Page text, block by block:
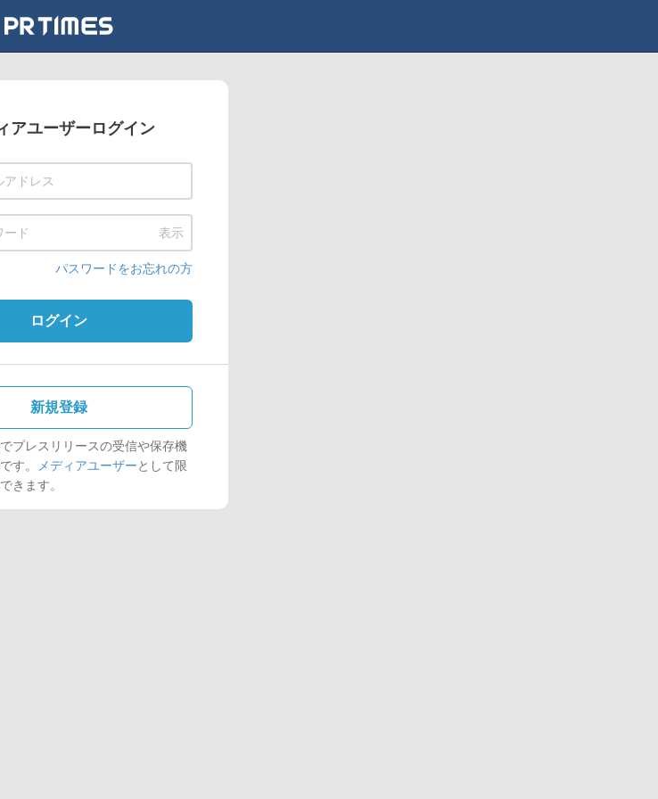
アユーザーログイン
表示
パスワードをお忘れの方
ログイン
新規登録
プレスリリースの受信や保存機
す。
メディアユーザーとして限
きます。